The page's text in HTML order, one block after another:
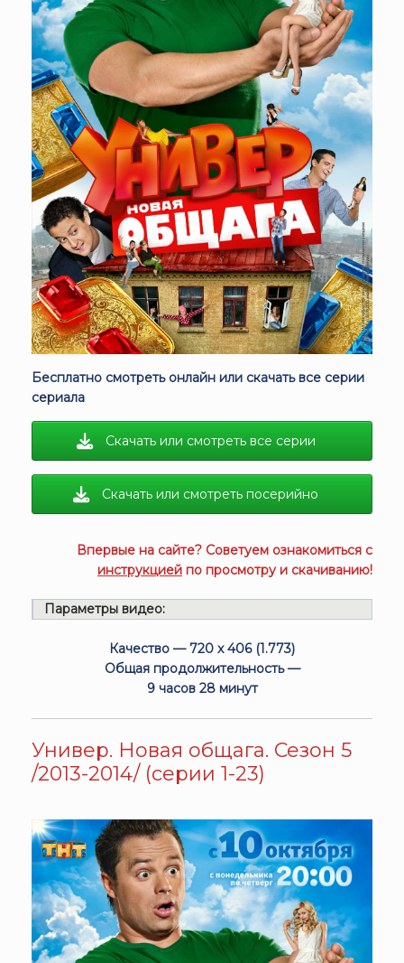
Бесплатно смотреть онлайн или скачать все серии
сериала
Скачать или смотреть все серии
Скачать или смотреть посерийно
Впервые на сайте? Советуем ознакомиться с
инструкцией по просмотру и скачиванию!
Параметры видео:
Качество — 720 x 406 (1.773)
Общая продолжительность —
9 часов 28 минут
Универ. Новая общага. Сезон 5
/2013-2014/ (серии 1-23)